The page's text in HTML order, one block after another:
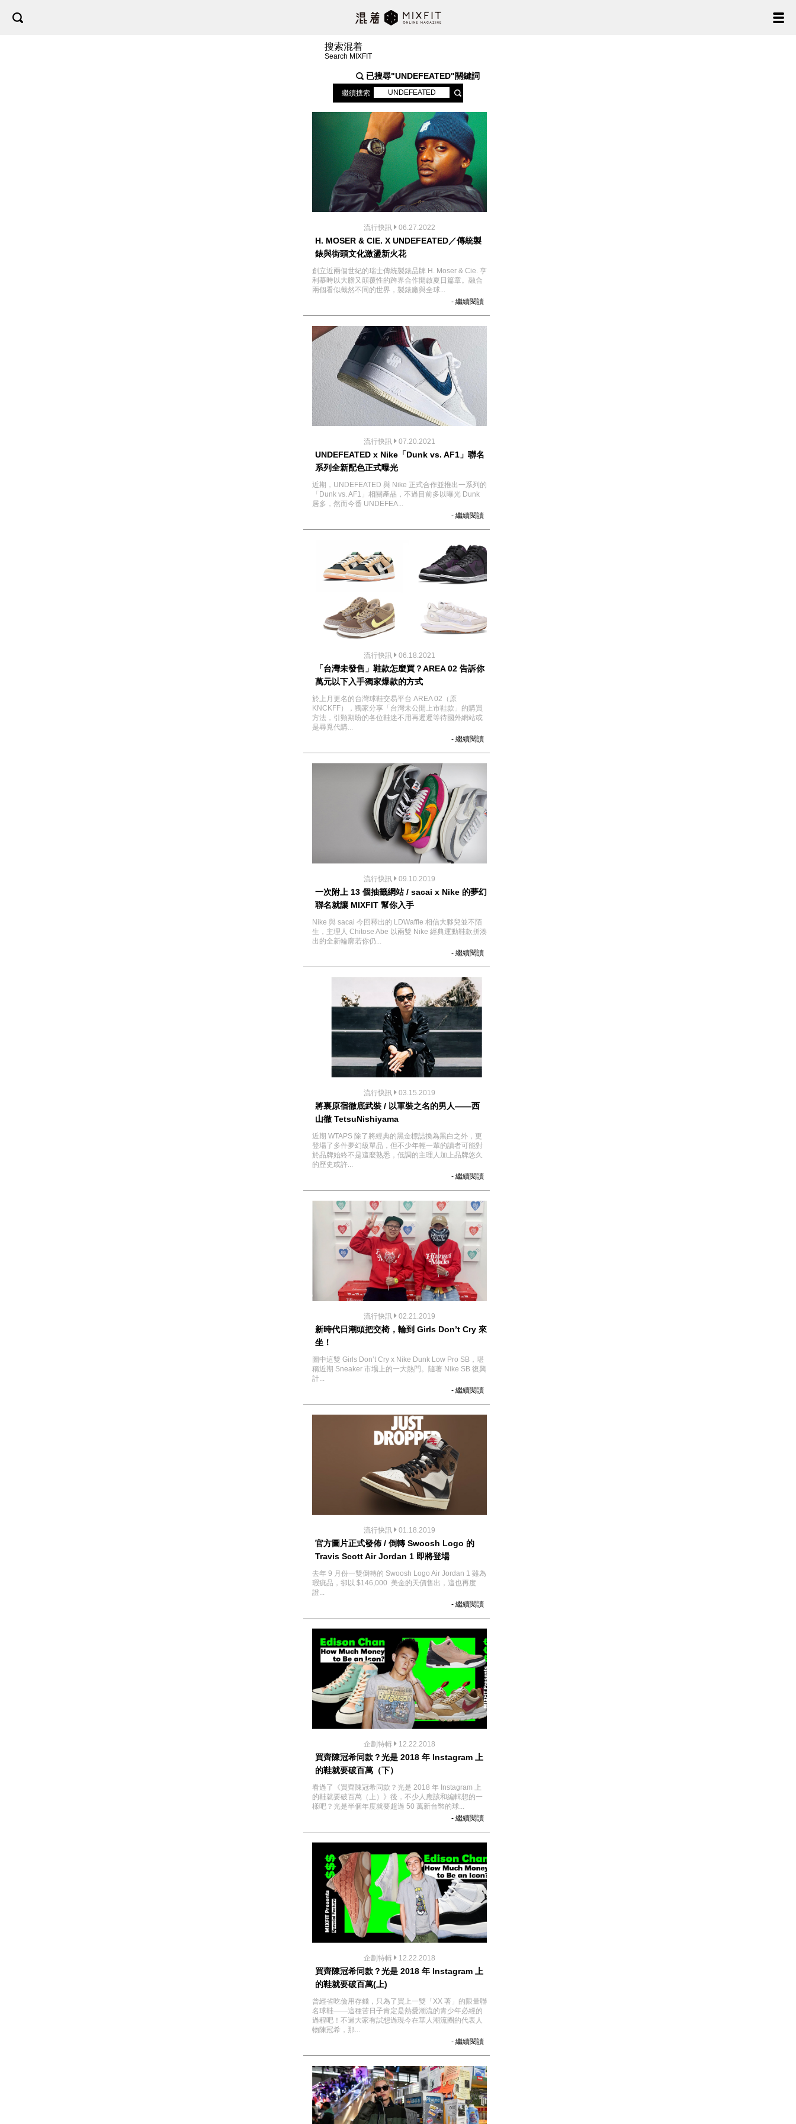
搜索混着
Search MIXFIT
已搜尋"UNDEFEATED"關鍵詞
繼續搜索
流行快訊 06.27.2022
H. MOSER & CIE. X UNDEFEATED／傳統製
錶與街頭文化激盪新火花
創立近兩個世紀的瑞士傳統製錶品牌 H. Moser & Cie. 亨
利慕時以大膽又顛覆性的跨界合作開啟夏日篇章。融合
兩個看似截然不同的世界，製錶廠與全球...
- 繼續閱讀
流行快訊 07.20.2021
UNDEFEATED x Nike「Dunk vs. AF1」聯名
系列全新配色正式曝光
近期，UNDEFEATED 與 Nike 正式合作並推出一系列的
「Dunk vs. AF1」相關產品，不過目前多以曝光 Dunk
居多，然而今番 UNDEFEA...
- 繼續閱讀
流行快訊 06.18.2021
「台灣未發售」鞋款怎麼買？AREA 02 告訴你
萬元以下入手獨家爆款的方式
於上月更名的台灣球鞋交易平台 AREA 02（原
KNCKFF），獨家分享「台灣未公開上市鞋款」的購買
方法，引頸期盼的各位鞋迷不用再遲遲等待國外網站或
是尋覓代購...
- 繼續閱讀
流行快訊 09.10.2019
一次附上 13 個抽籤網站 / sacai x Nike 的夢幻
聯名就讓 MIXFIT 幫你入手
Nike 與 sacai 今回釋出的 LDWaffle 相信大夥兒並不陌
生，主理人 Chitose Abe 以兩雙 Nike 經典運動鞋款拼湊
出的全新輪廓若你仍...
- 繼續閱讀
流行快訊 03.15.2019
將裏原宿徹底武裝 / 以軍裝之名的男人——西
山徹 TetsuNishiyama
近期 WTAPS 除了將經典的黑金標誌換為黑白之外，更
登場了多件夢幻級單品，但不少年輕一輩的讀者可能對
於品牌始終不是這麼熟悉，低調的主理人加上品牌悠久
的歷史或許...
- 繼續閱讀
流行快訊 02.21.2019
新時代日潮頭把交椅，輪到 Girls Don’t Cry 來
坐！
圖中這雙 Girls Don’t Cry x Nike Dunk Low Pro SB，堪
稱近期 Sneaker 市場上的一大熱門。隨著 Nike SB 復興
計...
- 繼續閱讀
流行快訊 01.18.2019
官方圖片正式發佈 / 倒轉 Swoosh Logo 的
Travis Scott Air Jordan 1 即將登場
去年 9 月份一雙倒轉的 Swoosh Logo Air Jordan 1 雖為
瑕疵品，卻以 $146,000 美金的天價售出，這也再度
證...
- 繼續閱讀
企劃特輯 12.22.2018
買齊陳冠希同款？光是 2018 年 Instagram 上
的鞋就要破百萬（下）
看過了《買齊陳冠希同款？光是 2018 年 Instagram 上
的鞋就要破百萬（上）》後，不少人應該和編輯想的一
樣吧？光是半個年度就要超過 50 萬新台幣的球...
- 繼續閱讀
企劃特輯 12.22.2018
買齊陳冠希同款？光是 2018 年 Instagram 上
的鞋就要破百萬(上)
曾經省吃儉用存錢，只為了買上一雙「XX 著」的限量聯
名球鞋——這種苦日子肯定是熱愛潮流的青少年必經的
過程吧！不過大家有試想過現今在華人潮流圈的代表人
物陳冠希，那...
- 繼續閱讀